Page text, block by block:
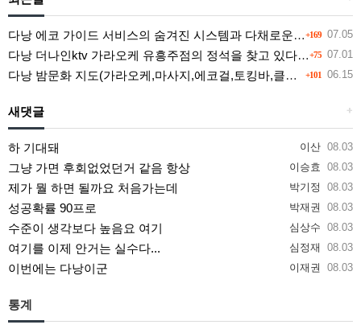
+169 07.05
다낭 에코 가이드 서비스의 숨겨진 시스템과 다채로운 인력 풀의 진실
+75 07.01
다낭 더나인ktv 가라오케 유흥주점의 정석을 찾고 있다면 여기
+101 06.15
다낭 밤문화 지도(가라오케,마사지,에코걸,토킹바,클럽) 유흥별 가격 및 후기공유
+
새댓글
이산 08.03
하 기대돼
이승효 08.03
그냥 가면 후회없었던거 같음 항상
박기정 08.03
제가 뭘 하면 될까요 처음가는데
박재권 08.03
성공확률 90프로
심상수 08.03
수준이 생각보다 높음요 여기
심정재 08.03
여기를 이제 안거는 실수다...
이재권 08.03
이번에는 다낭이군
통계